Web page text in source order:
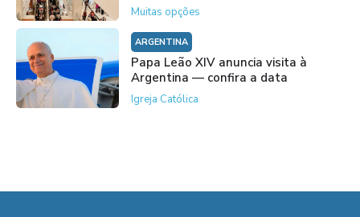
Muitas opções
ARGENTINA
Papa Leão XIV anuncia visita à
Argentina — confira a data
Igreja Católica